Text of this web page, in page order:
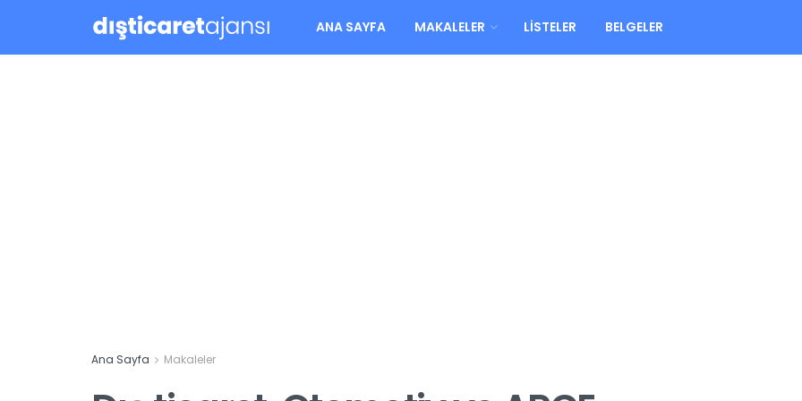
ANA SAYFA MAKALELER LISTELER BELGELER
Ana Sayfa Makaleler